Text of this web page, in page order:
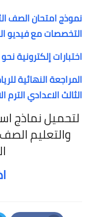
نموذج امتحان الصف
التخصصات مع فيديو
اختبارات إلكترونية
المراجعة النهائية
الثالث الاعدادي الترم
لتحميل نماذج
والتعليم